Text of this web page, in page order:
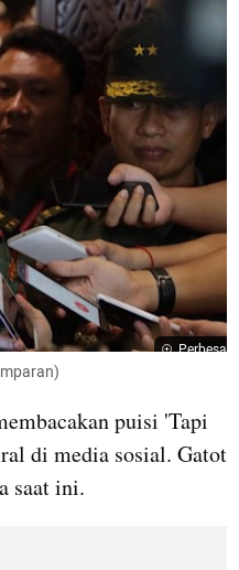
Perbesar
puisi 'Tapi
di media sosial. Gatot
saat ini.